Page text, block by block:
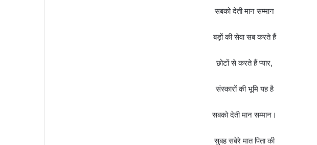
सबको देती मान सम्मान
बड़ों की सेवा सब करते हैं
छोटों से करते हैं प्यार,
संस्कारों की भूमि यह है
सबको देती मान सम्मान।
सुबह सबेरे मात पिता की